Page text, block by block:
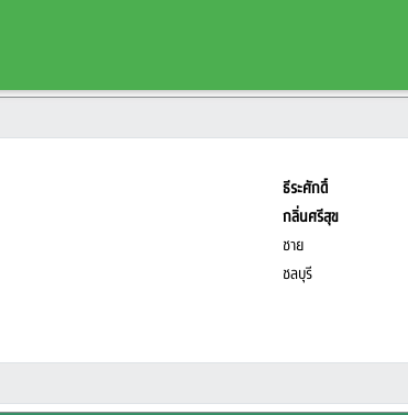
ธีระศักดิ์
กลิ่นศรีสุข
ชาย
ชลบุรี